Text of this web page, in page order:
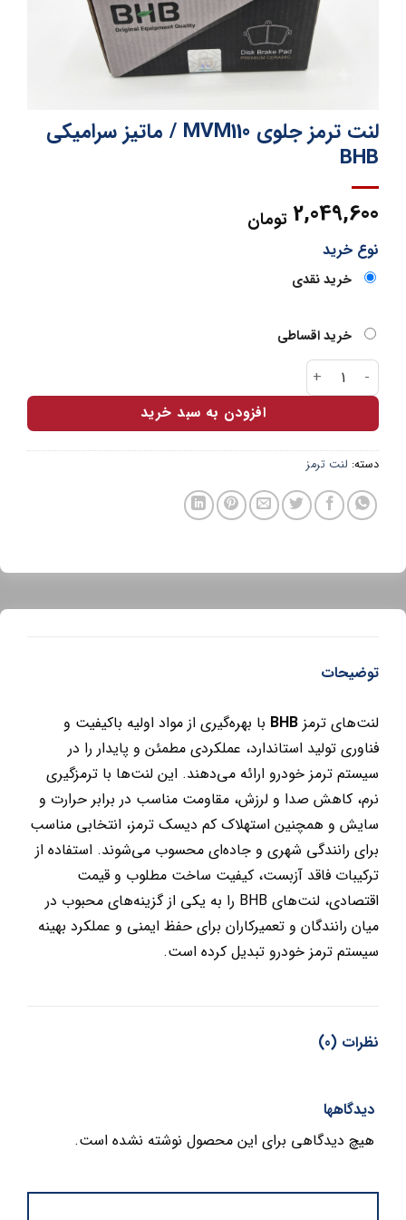
لنت ترمز جلوی MVM110 / ماتیز سرامیکی
BHB
2,049,600 تومان
نوع خرید
خرید نقدی
خرید اقساطی
لنت ترمز جلوی MVM110 / ماتیز سرامیکی BHB عدد
افزودن به سبد خرید
دسته:لنت ترمز
توضیحات
لنت‌های ترمزBHBبا بهره‌گیری از مواد اولیه باکیفیت و
فناوری تولید استاندارد، عملکردی مطمئن و پایدار را در
سیستم ترمز خودرو ارائه می‌دهند. این لنت‌ها با ترمزگیری
نرم، کاهش صدا و لرزش، مقاومت مناسب در برابر حرارت و
سایش و همچنین استهلاک کم دیسک ترمز، انتخابی مناسب
برای رانندگی شهری و جاده‌ای محسوب می‌شوند. استفاده از
ترکیبات فاقد آزبست، کیفیت ساخت مطلوب و قیمت
اقتصادی، لنت‌های BHB را به یکی از گزینه‌های محبوب در
میان رانندگان و تعمیرکاران برای حفظ ایمنی و عملکرد بهینه
سیستم ترمز خودرو تبدیل کرده است.
نظرات (0)
دیدگاهها
هیچ دیدگاهی برای این محصول نوشته نشده است.